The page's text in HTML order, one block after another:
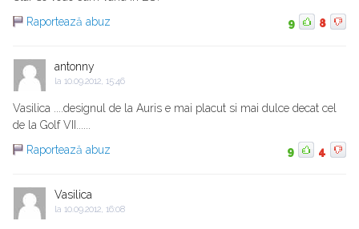
Raportează abuz
9 8
antonny
la 10.09.2012, 15:46
Vasilica ....designul de la Auris e mai placut si mai dulce decat cel
de la Golf VII......
Raportează abuz
9 4
Vasilica
la 10.09.2012, 16:08